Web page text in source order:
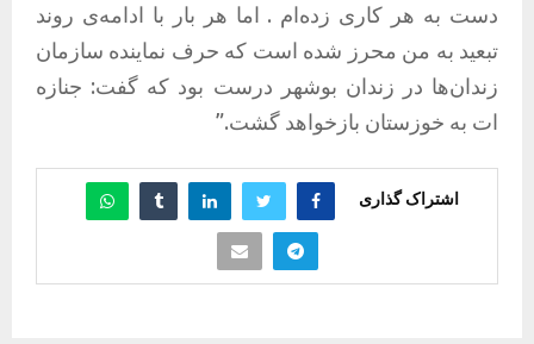
دست به هر کاری زده‌ام . اما هر بار با ادامه‌ی روند
تبعید به من محرز شده است که حرف نماینده سازمان
زندان‌ها در زندان بوشهر درست بود که گفت: جنازه
ا‌ت به خوزستان بازخواهد گشت.”
اشتراک گذاری